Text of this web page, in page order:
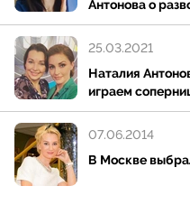
Николаем Семеновым,
него у Натальи
и Никита, кроме того,
мужа от первого брака
Сын Натальи Артем
лет, он исполнил роль
популярном сериале
Антонова о
Наталия
играем
25.03.2021
В Москве
07.06.2014